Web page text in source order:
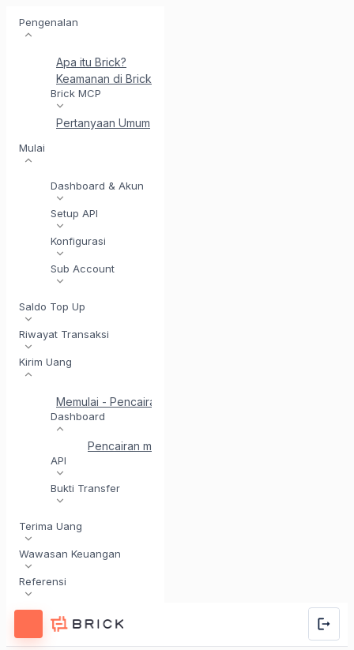
Pengenalan
Apa itu Brick?
Keamanan di Brick
Brick MCP
Pertanyaan Umum
Mulai
Dashboard & Akun
Setup API
Konfigurasi
Sub Account
Saldo Top Up
Riwayat Transaksi
Kirim Uang
Memulai - Pencairan
Dashboard
Pencairan melalui Dashboard
API
Bukti Transfer
Terima Uang
Wawasan Keuangan
Referensi